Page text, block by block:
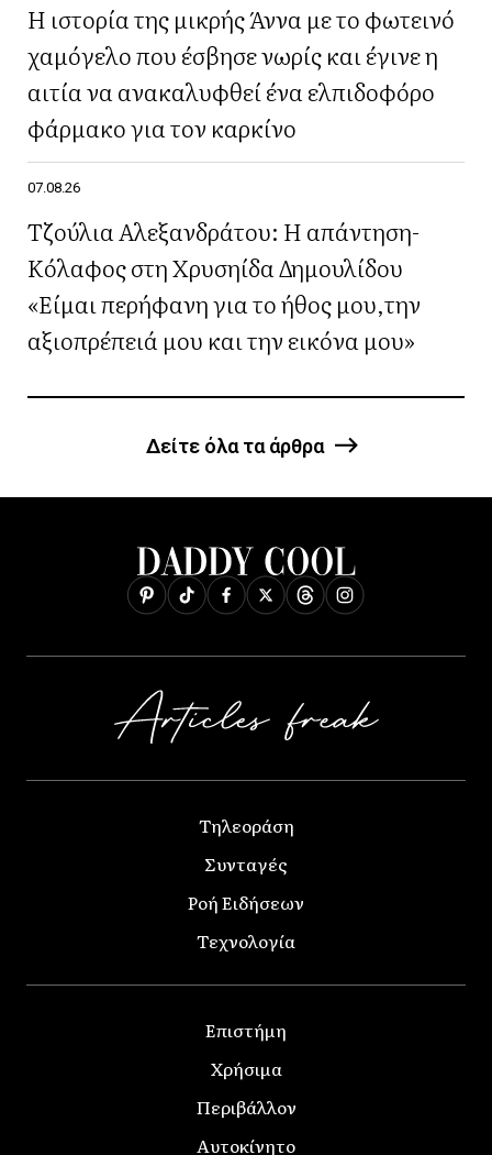
Η ιστορία της μικρής Άννα με το φωτεινό
χαμόγελο που έσβησε νωρίς και έγινε η
αιτία να ανακαλυφθεί ένα ελπιδοφόρο
φάρμακο για τον καρκίνο
07.08.26
Τζούλια Αλεξανδράτου: Η απάντηση-
Κόλαφος στη Χρυσηίδα Δημουλίδου
«Είμαι περήφανη για το ήθος μου,την
αξιοπρέπειά μου και την εικόνα μου»
Δείτε όλα τα άρθρα
Τηλεοράση
Συνταγές
Ροή Ειδήσεων
Τεχνολογία
Επιστήμη
Χρήσιμα
Περιβάλλον
Αυτοκίνητο